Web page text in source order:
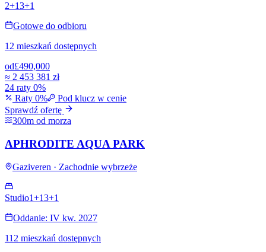
2+13+1
Gotowe do odbioru
12 mieszkań dostępnych
od£490,000
≈ 2 453 381 zł
24 raty 0%
Raty 0%
Pod klucz w cenie
Sprawdź ofertę
300m od morza
APHRODITE AQUA PARK
Gaziveren · Zachodnie wybrzeże
Studio1+13+1
Oddanie: IV kw. 2027
112 mieszkań dostępnych